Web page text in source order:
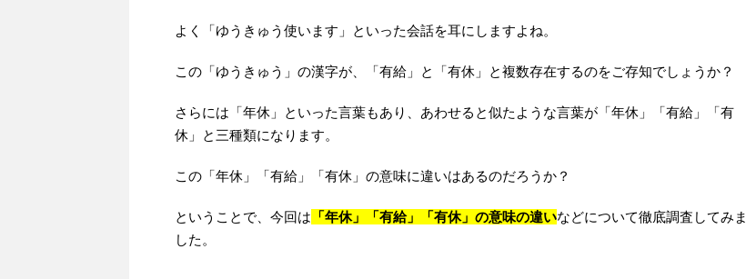
よく「ゆうきゅう使います」といった会話を耳にしますよね。
この「ゆうきゅう」の漢字が、「有給」と「有休」と複数存在するのをご存知でしょうか？
さらには「年休」といった言葉もあり、あわせると似たような言葉が「年休」「有給」「有
休」と三種類になります。
この「年休」「有給」「有休」の意味に違いはあるのだろうか？
ということで、今回は 「年休」「有給」「有休」の意味の違いなどについて徹底調査してみま
した。